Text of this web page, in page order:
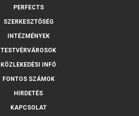
PERFECTS
SZERKESZTŐSÉG
INTÉZMÉNYEK
TESTVÉRVÁROSOK
KÖZLEKEDÉSI INFÓ
FONTOS SZÁMOK
HIRDETÉS
KAPCSOLAT